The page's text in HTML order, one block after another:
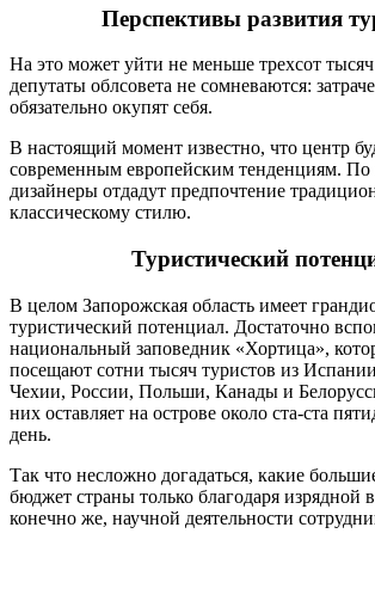
Перспективы развития
На это может уйти не меньше трехсот
депутаты облсовета не сомневаются:
обязательно окупят себя.
В настоящий момент известно, что центр
современным европейским тенденциям. По
дизайнеры отдадут предпочтение
классическому стилю.
Туристический
В целом Запорожская область имеет
туристический потенциал. Достаточно
национальный заповедник «Хортица»,
посещают сотни тысяч туристов из
Чехии, России, Польши, Канады и
них оставляет на острове около ста-ста
день.
Так что несложно догадаться, какие
бюджет страны только благодаря изрядной
конечно же, научной деятельности